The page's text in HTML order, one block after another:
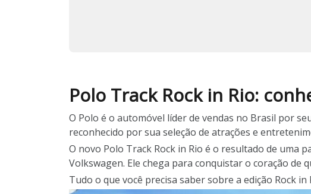
Polo Track Rock in Rio:
O Polo é o automóvel líder de vendas no Brasil por
reconhecido por sua seleção de atrações e
O novo Polo Track Rock in Rio é o resultado de uma
Volkswagen. Ele chega para conquistar o coração de
Tudo o que você precisa saber sobre a edição Rock